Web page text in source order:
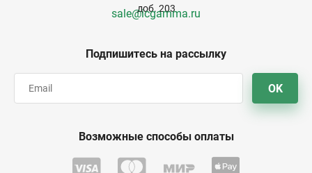
Подпишитесь на рассылку
OK
доб. 203
sale@icgamma.ru
Возможные способы оплаты